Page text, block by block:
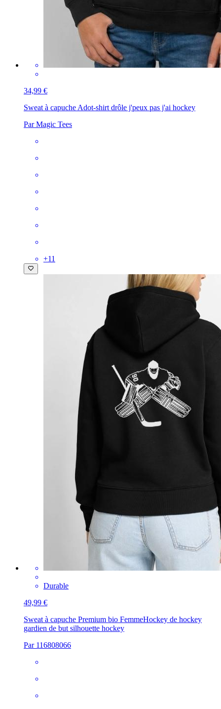
34,99 €
Sweat à capuche Adot-shirt drôle j'peux pas j'ai hockey
Par Magic Tees
+11
Durable
49,99 €
Sweat à capuche Premium bio FemmeHockey de hockey
gardien de but silhouette hockey
Par 116808066